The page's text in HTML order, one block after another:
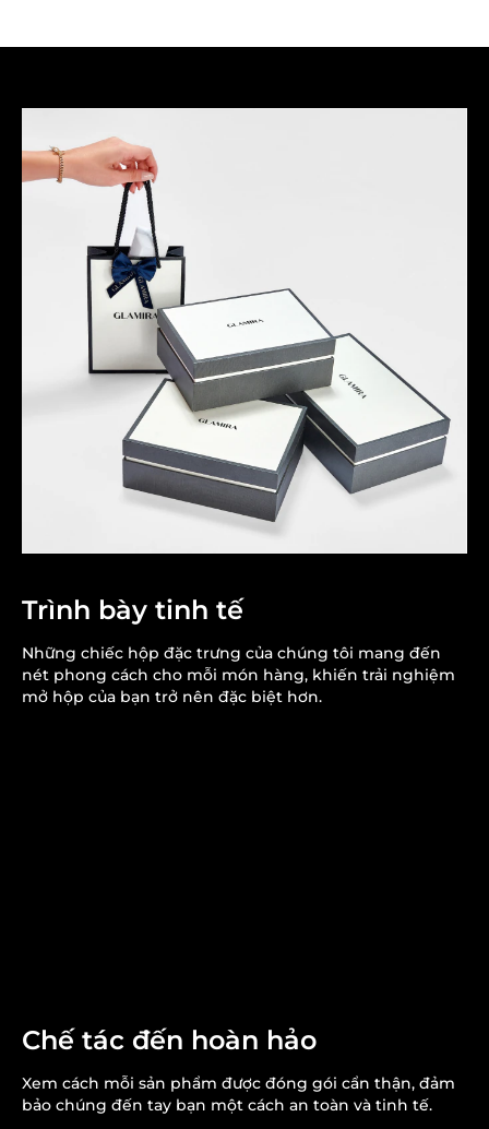
Trình bày tinh tế
Những chiếc hộp đặc trưng của chúng tôi mang đến
nét phong cách cho mỗi món hàng, khiến trải nghiệm
mở hộp của bạn trở nên đặc biệt hơn.
Chế tác đến hoàn hảo
Xem cách mỗi sản phẩm được đóng gói cẩn thận, đảm
bảo chúng đến tay bạn một cách an toàn và tinh tế.